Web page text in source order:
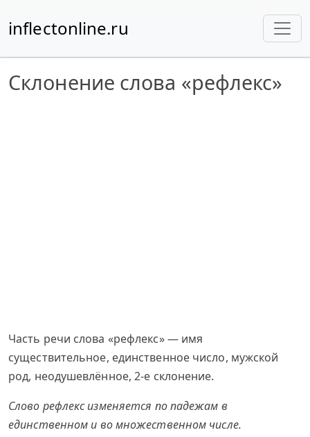
inflectonline.ru
Склонение слова «рефлекс»
Часть речи слова «рефлекс» — имя
существительное, единственное число, мужской
род, неодушевлённое, 2-е склонение.
Слово рефлекс изменяется по падежам в
единственном и во множественном числе.